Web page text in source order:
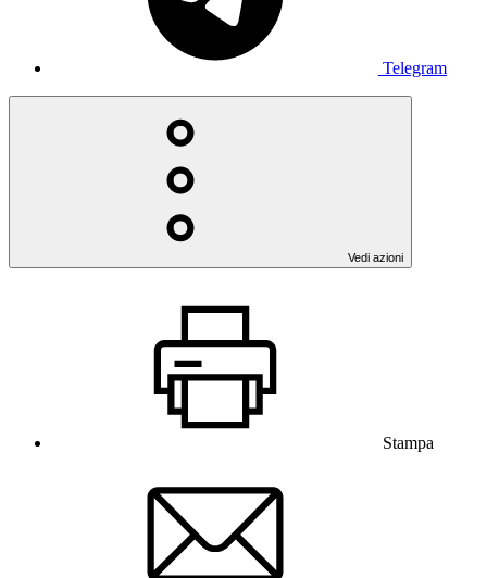
Telegram
Vedi azioni
Stampa